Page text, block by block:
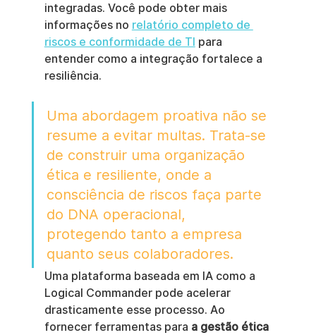
integradas. Você pode obter mais
informações no relatório completo de
riscos e conformidade de TI para
entender como a integração fortalece a
resiliência.
Uma abordagem proativa não se
resume a evitar multas. Trata-se
de construir uma organização
ética e resiliente, onde a
consciência de riscos faça parte
do DNA operacional,
protegendo tanto a empresa
quanto seus colaboradores.
Uma plataforma baseada em IA como a
Logical Commander pode acelerar
drasticamente esse processo. Ao
fornecer ferramentas para a gestão ética